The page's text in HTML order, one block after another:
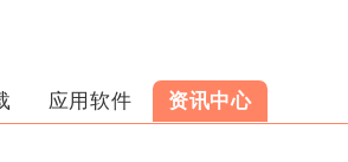
应用软件 资讯中心